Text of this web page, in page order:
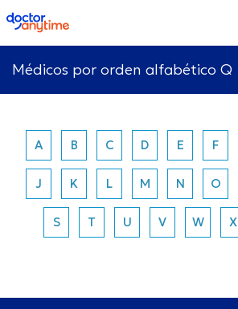
doctoranytime
Médicos por orden alfabético Q
A B C D E F
J K L M N O
S T U V W X